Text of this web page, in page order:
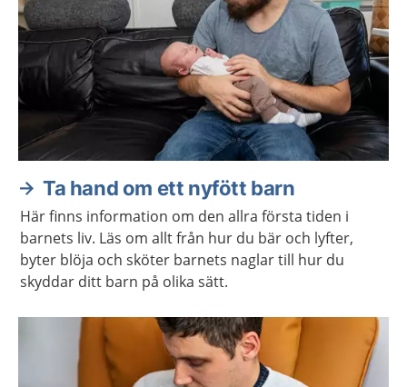
Ta hand om ett nyfött barn
Här finns information om den allra första tiden i
barnets liv. Läs om allt från hur du bär och lyfter,
byter blöja och sköter barnets naglar till hur du
skyddar ditt barn på olika sätt.